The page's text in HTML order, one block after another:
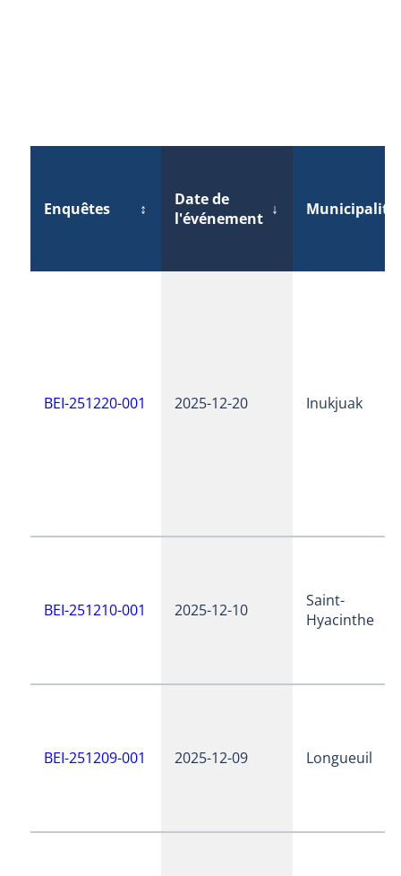
Enquêtes ↕
Date de
l'événement ↓ Municipalité
BEI-251220-001 2025-12-20 Inukjuak
BEI-251210-001 2025-12-10
Saint-
Hyacinthe
BEI-251209-001 2025-12-09 Longueuil